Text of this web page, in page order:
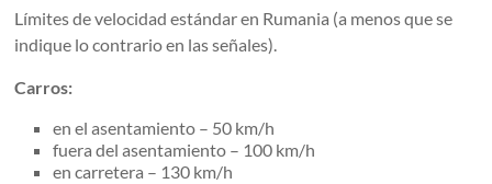
Límites de velocidad estándar en Rumania (a menos que se
indique lo contrario en las señales).
Carros:
en el asentamiento – 50 km/h
fuera del asentamiento – 100 km/h
en carretera – 130 km/h